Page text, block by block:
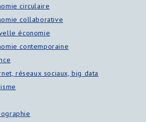
circulaire
collaborative
économie
contemporaine
réseaux sociaux, big data